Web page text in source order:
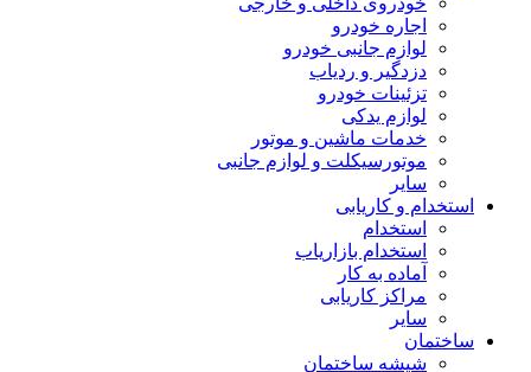
اجاره خودرو
لوازم جانبی خودرو
دزدگیر و ردیاب
تزئینات خودرو
لوازم یدکی
خدمات ماشین و موتور
موتورسیکلت و لوازم جانبی
سایر
استخدام و کاریابی
استخدام
استخدام بازاریاب
آماده به کار
مراکز کاریابی
سایر
ساختمان
شیشه ساختمان